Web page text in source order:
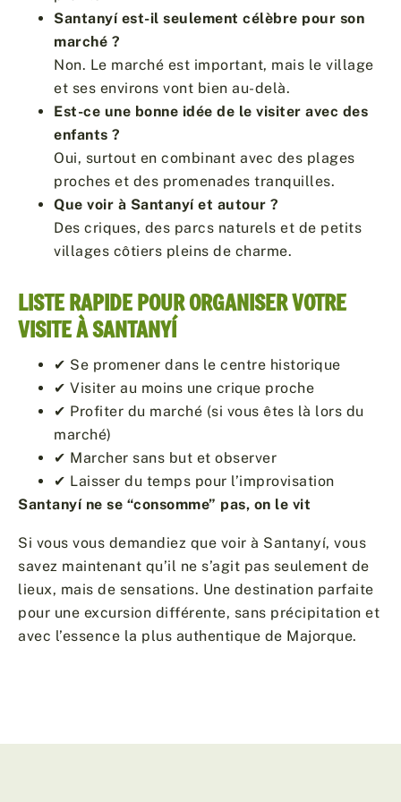
Santanyí est-il seulement célèbre pour son
marché ?
Non. Le marché est important, mais le village
et ses environs vont bien au-delà.
Est-ce une bonne idée de le visiter avec des
enfants ?
Oui, surtout en combinant avec des plages
proches et des promenades tranquilles.
Que voir à Santanyí et autour ?
Des criques, des parcs naturels et de petits
villages côtiers pleins de charme.
LISTE RAPIDE POUR ORGANISER VOTRE
VISITE À SANTANYÍ
✔ Se promener dans le centre historique
✔ Visiter au moins une crique proche
✔ Profiter du marché (si vous êtes là lors du
marché)
✔ Marcher sans but et observer
✔ Laisser du temps pour l’improvisation
Santanyí ne se “consomme” pas, on le vit
Si vous vous demandiez que voir à Santanyí, vous
savez maintenant qu’il ne s’agit pas seulement de
lieux, mais de sensations. Une destination parfaite
pour une excursion différente, sans précipitation et
avec l’essence la plus authentique de Majorque.